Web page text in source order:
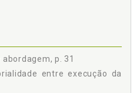
p. 31
entre execução da